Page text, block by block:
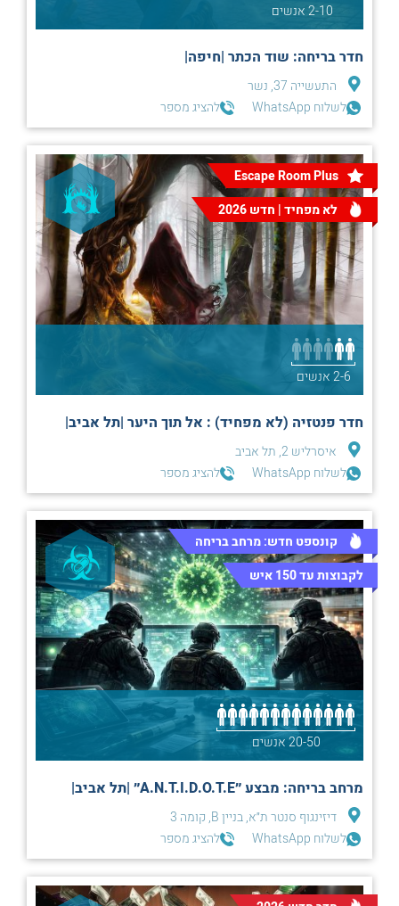
2-10 אנשים
חדר בריחה: שוד הכתר |חיפה|
התעשייה 37, נשר
לשלוח WhatsApp
להציג מספר
Escape Room Plus
לא מפחיד | חדש 2026
2-6 אנשים
חדר פנטזיה (לא מפחיד) : אל תוך היער |תל אביב|
איסרליש 2, תל אביב
לשלוח WhatsApp
להציג מספר
קונספט חדש: מרחב בריחה
לקבוצות עד 150 איש
20-50 אנשים
מרחב בריחה: מבצע ״A.N.T.I.D.O.T.E״ |תל אביב|
דיזינגוף סנטר ת״א, בניין B, קומה 3
לשלוח WhatsApp
להציג מספר